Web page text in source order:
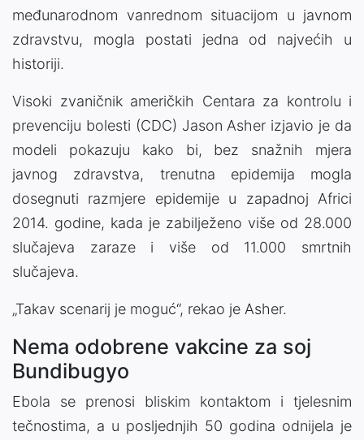
međunarodnom vanrednom situacijom u javnom
zdravstvu, mogla postati jedna od najvećih u
historiji.
Visoki zvaničnik američkih Centara za kontrolu i
prevenciju bolesti (CDC) Jason Asher izjavio je da
modeli pokazuju kako bi, bez snažnih mjera
javnog zdravstva, trenutna epidemija mogla
dosegnuti razmjere epidemije u zapadnoj Africi
2014. godine, kada je zabilježeno više od 28.000
slučajeva zaraze i više od 11.000 smrtnih
slučajeva.
„Takav scenarij je moguć“, rekao je Asher.
Nema odobrene vakcine za soj
Bundibugyo
Ebola se prenosi bliskim kontaktom i tjelesnim
tečnostima, a u posljednjih 50 godina odnijela je